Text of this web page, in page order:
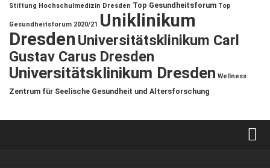
Stiftung Hochschulmedizin Dresden Top Gesundheitsforum Top
Gesundheitsforum 2020/21 Uniklinikum
DresdenUniversitätsklinikum Carl
Gustav Carus Dresden
Universitätsklinikum Dresden Wellness
Zentrum für Seelische Gesundheit und Altersforschung